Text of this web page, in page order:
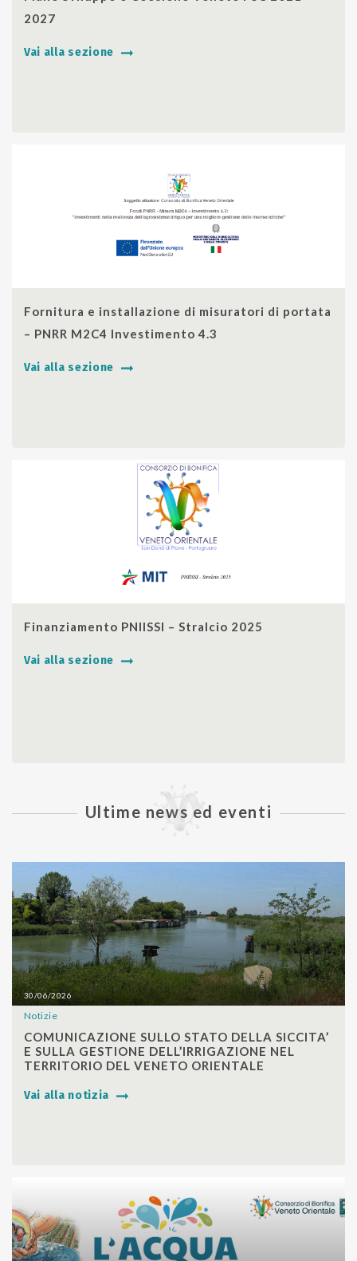
2027
Vai alla sezione
Fornitura e installazione di misuratori di portata
– PNRR M2C4 Investimento 4.3
Vai alla sezione
Finanziamento PNIISSI – Stralcio 2025
Vai alla sezione
Ultime news ed eventi
30/06/2026
Notizie
COMUNICAZIONE SULLO STATO DELLA SICCITA’
E SULLA GESTIONE DELL’IRRIGAZIONE NEL
TERRITORIO DEL VENETO ORIENTALE
Vai alla notizia